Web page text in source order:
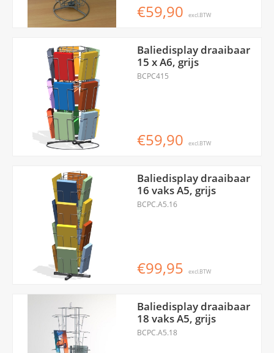
€59,90 excl.BTW
Baliedisplay draaibaar
15 x A6, grijs
BCPC415
€59,90 excl.BTW
Baliedisplay draaibaar
16 vaks A5, grijs
BCPC.A5.16
€99,95 excl.BTW
Baliedisplay draaibaar
18 vaks A5, grijs
BCPC.A5.18